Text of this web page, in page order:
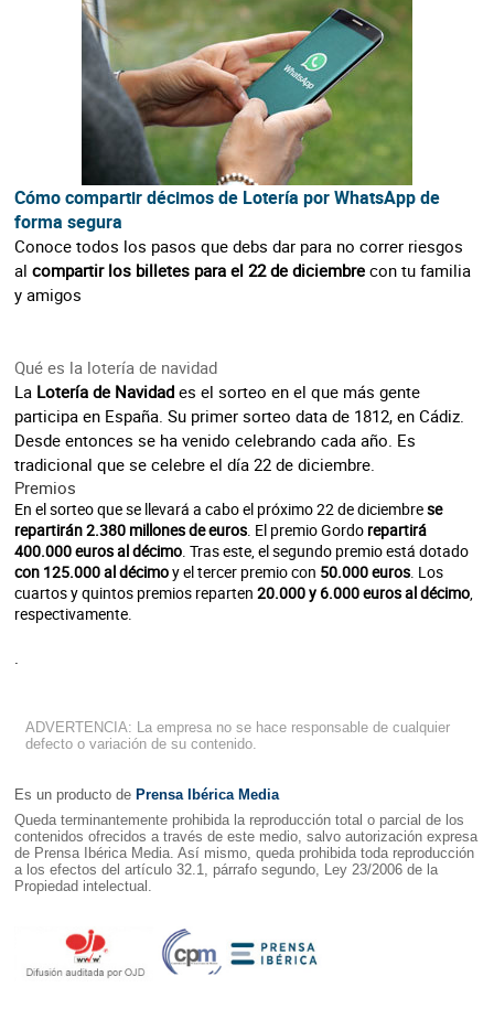
Cómo compartir décimos de Lotería por WhatsApp de
forma segura
Conoce todos los pasos que debs dar para no correr riesgos
alcompartir los billetes para el 22 de diciembrecon tu familia
y amigos
Qué es la lotería de navidad
La Lotería de Navidad es el sorteo en el que más gente
participa en España. Su primer sorteo data de 1812, en Cádiz.
Desde entonces se ha venido celebrando cada año. Es
tradicional que se celebre el día 22 de diciembre.
Premios
En el sorteo que se llevará a cabo el próximo 22 de diciembrese
repartirán 2.380 millones de euros. El premio Gordo repartirá
400.000 euros al décimo. Tras este, el segundo premio está dotado
con 125.000 al décimoy el tercer premio con 50.000 euros. Los
cuartos y quintos premios reparten20.000 y 6.000 euros al décimo,
respectivamente.
ADVERTENCIA: La empresa no se hace responsable de cualquier
defecto o variación de su contenido.
Es un producto dePrensa Ibérica Media
Queda terminantemente prohibida la reproducción total o parcial de los
contenidos ofrecidos a través de este medio, salvo autorización expresa
de Prensa Ibérica Media. Así mismo, queda prohibida toda reproducción
a los efectos del artículo 32.1, párrafo segundo, Ley 23/2006 de la
Propiedad intelectual.